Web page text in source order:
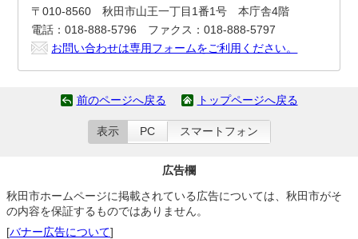
〒010-8560 秋田市山王一丁目1番1号 本庁舎4階
電話：018-888-5796 ファクス：018-888-5797
お問い合わせは専用フォームをご利用ください。
前のページへ戻る トップページへ戻る
表示 PC スマートフォン
広告欄
秋田市ホームページに掲載されている広告については、秋田市がそ
の内容を保証するものではありません。
[バナー広告について]